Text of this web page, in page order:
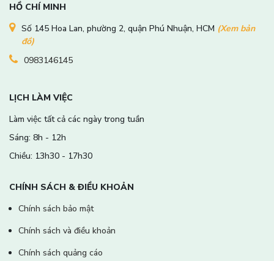
HỒ CHÍ MINH
Số 145 Hoa Lan, phường 2, quận Phú Nhuận, HCM (Xem bản
đồ)
0983146145
LỊCH LÀM VIỆC
Làm việc tất cả các ngày trong tuần
Sáng: 8h - 12h
Chiều: 13h30 - 17h30
CHÍNH SÁCH & ĐIỀU KHOẢN
Chính sách bảo mật
Chính sách và điều khoản
Chính sách quảng cáo